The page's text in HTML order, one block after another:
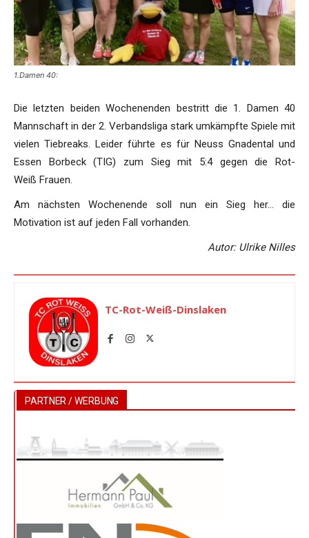
1.Damen 40:
Die letzten beiden Wochenenden bestritt die 1. Damen 40
Mannschaft in der 2. Verbandsliga stark umkämpfte Spiele mit
vielen Tiebreaks. Leider führte es für Neuss Gnadental und
Essen Borbeck (TIG) zum Sieg mit 5:4 gegen die Rot-
Weiß Frauen.
Am nächsten Wochenende soll nun ein Sieg her… die
Motivation ist auf jeden Fall vorhanden.
Autor: Ulrike Nilles
TC-Rot-Weiß-Dinslaken
PARTNER / WERBUNG